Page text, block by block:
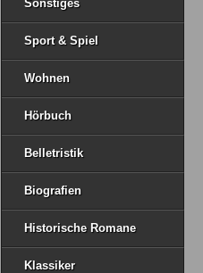
Sonstiges
Sport & Spiel
Wohnen
Hörbuch
Belletristik
Biografien
Historische Romane
Klassiker